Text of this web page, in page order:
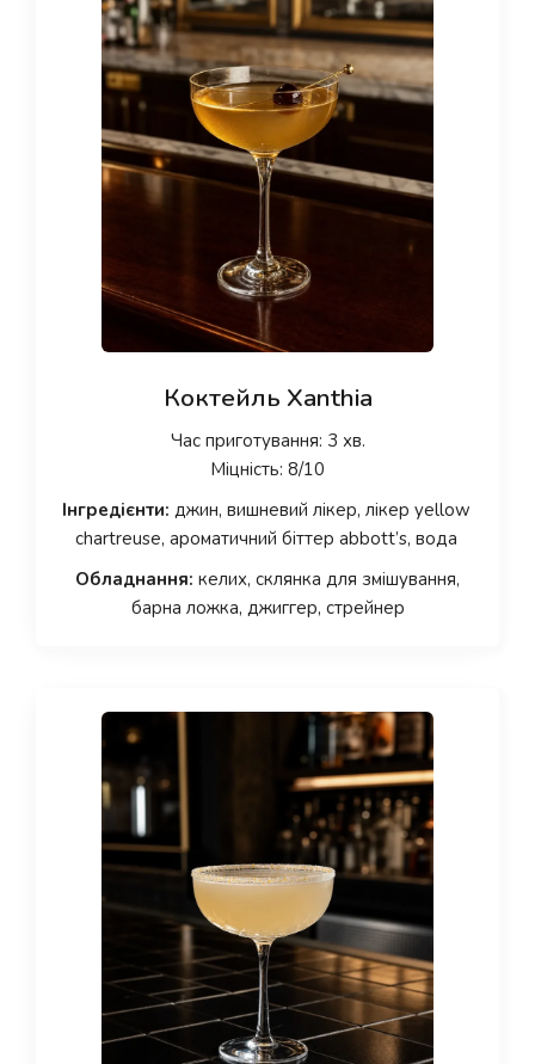
Коктейль Xanthia
Час приготування: 3 хв.
Міцність: 8/10
Інгредієнти: джин, вишневий лікер, лікер yellow
chartreuse, ароматичний біттер abbott’s, вода
Обладнання: келих, склянка для змішування,
барна ложка, джиггер, стрейнер